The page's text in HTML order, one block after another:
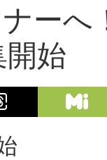
ーへ
始